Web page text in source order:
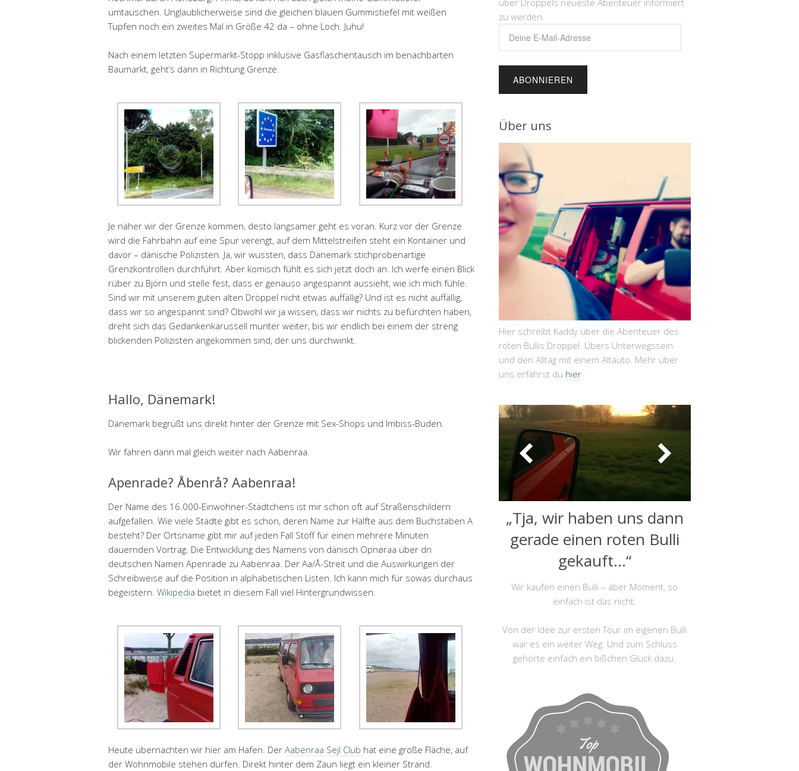
umtauschen. Unglaublicherweise sind die gleichen blauen Gummistiefel mit weißen
Tupfen noch ein zweites Mal in Größe 42 da – ohne Loch. Juhu!
Nach einem letzten Supermarkt-Stopp inklusive Gasflaschentausch im benachbarten
Baumarkt, geht’s dann in Richtung Grenze.
Je näher wir der Grenze kommen, desto langsamer geht es voran. Kurz vor der Grenze
wird die Fahrbahn auf eine Spur verengt, auf dem Mittelstreifen steht ein Kontainer und
davor – dänische Polizisten. Ja, wir wussten, dass Dänemark stichprobenartige
Grenzkontrollen durchführt. Aber komisch fühlt es sich jetzt doch an. Ich werfe einen Blick
rüber zu Björn und stelle fest, dass er genauso angespannt aussieht, wie ich mich fühle.
Sind wir mit unserem guten alten Dröppel nicht etwas auffällig? Und ist es nicht auffällig,
dass wir so angespannt sind? Obwohl wir ja wissen, dass wir nichts zu befürchten haben,
dreht sich das Gedankenkarussell munter weiter, bis wir endlich bei einem der streng
blickenden Polizisten angekommen sind, der uns durchwinkt.
Hallo, Dänemark!
Dänemark begrüßt uns direkt hinter der Grenze mit Sex-Shops und Imbiss-Buden.
Wir fahren dann mal gleich weiter nach Aabenraa.
Apenrade? Åbenrå? Aabenraa!
Der Name des 16.000-Einwohner-Städtchens ist mir schon oft auf Straßenschildern
aufgefallen. Wie viele Städte gibt es schon, deren Name zur Hälfte aus dem Buchstaben A
besteht? Der Ortsname gibt mir auf jeden Fall Stoff für einen mehrere Minuten
dauernden Vortrag. Die Entwicklung des Namens von dänisch Opnøraa über dn
deutschen Namen Apenrade zu Aabenraa. Der Aa/Å-Streit und die Auswirkungen der
Schreibweise auf die Position in alphabetischen Listen. Ich kann mich für sowas durchaus
begeistern. Wikipedia bietet in diesem Fall viel Hintergrundwissen.
Heute übernachten wir hier am Hafen. Der Aabenraa Sejl Club hat eine große Fläche, auf
der Wohnmobile stehen dürfen. Direkt hinter dem Zaun liegt ein kleiner Strand.
über Dröppels neueste Abenteuer informiert
zu werden.
Adresse
Über uns
Hier schreibt Kaddy über die Abenteuer des
roten Bullis Dröppel. Übers Unterwegssein
und den Alltag mit einem Altauto. Mehr über
uns erfährst du hier.
„Tja, wir haben uns dann
gerade einen roten Bulli
gekauft…“
Wir kaufen einen Bulli – aber Moment, so
einfach ist das nicht.
Von der Idee zur ersten Tour im eigenen Bulli
war es ein weiter Weg. Und zum Schluss
gehörte einfach ein bißchen Glück dazu.